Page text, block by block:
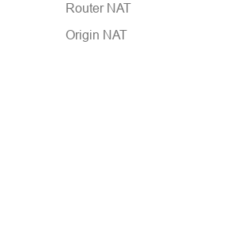
Router NAT
Origin NAT